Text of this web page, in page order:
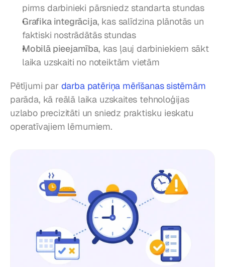
pirms darbinieki pārsniedz standarta stundas
Grafika integrācija, kas salīdzina plānotās un
faktiski nostrādātās stundas
Mobilā pieejamība, kas ļauj darbiniekiem sākt
laika uzskaiti no noteiktām vietām
Pētījumi par darba patēriņa mērīšanas sistēmām
parāda, kā reālā laika uzskaites tehnoloģijas
uzlabo precizitāti un sniedz praktisku ieskatu
operatīvajiem lēmumiem.